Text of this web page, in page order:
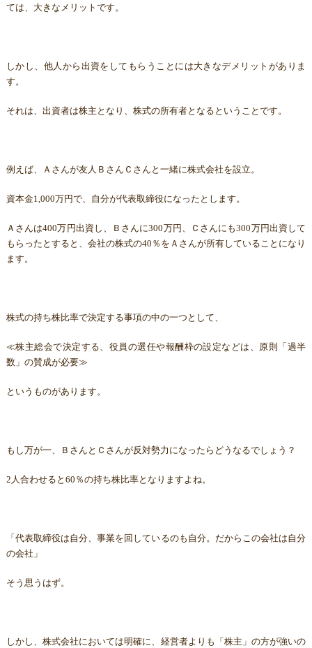
ては、大きなメリットです。
しかし、他人から出資をしてもらうことには大きなデメリットがありま
す。
それは、出資者は株主となり、株式の所有者となるということです。
例えば、Ａさんが友人ＢさんＣさんと一緒に株式会社を設立。
資本金1,000万円で、自分が代表取締役になったとします。
Ａさんは400万円出資し、Ｂさんに300万円、Ｃさんにも300万円出資して
もらったとすると、会社の株式の40％をＡさんが所有していることになり
ます。
株式の持ち株比率で決定する事項の中の一つとして、
≪株主総会で決定する、役員の選任や報酬枠の設定などは、原則「過半
数」の賛成が必要≫
というものがあります。
もし万が一、ＢさんとＣさんが反対勢力になったらどうなるでしょう？
2人合わせると60％の持ち株比率となりますよね。
「代表取締役は自分、事業を回しているのも自分。だからこの会社は自分
の会社」
そう思うはず。
しかし、株式会社においては明確に、経営者よりも「株主」の方が強いの